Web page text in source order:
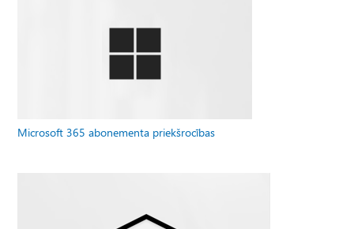
Microsoft 365 abonementa priekšrocības